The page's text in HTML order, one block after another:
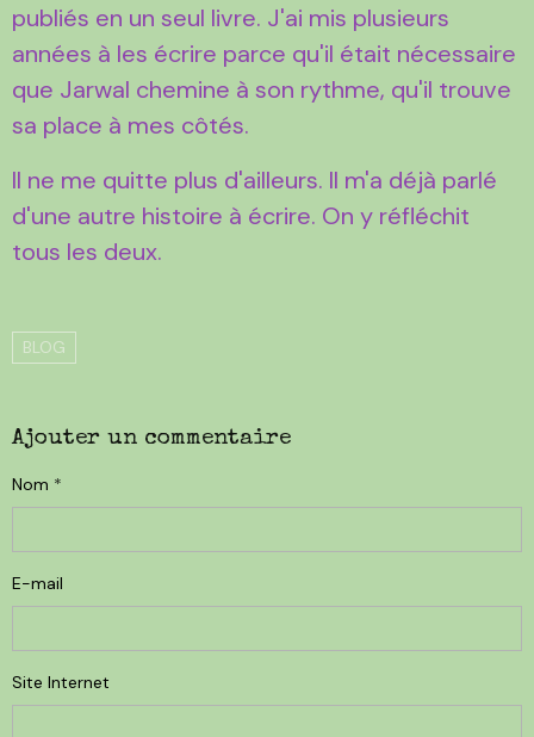
publiés en un seul livre. J'ai mis plusieurs
années à les écrire parce qu'il était nécessaire
que Jarwal chemine à son rythme, qu'il trouve
sa place à mes côtés.
Il ne me quitte plus d'ailleurs. Il m'a déjà parlé
d'une autre histoire à écrire. On y réfléchit
tous les deux.
BLOG
Ajouter un commentaire
Nom
E-mail
Site Internet